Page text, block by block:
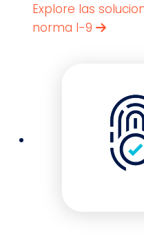
Explore las
norma I-9